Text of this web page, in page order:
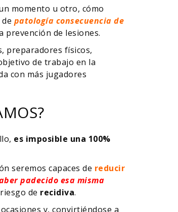
momento u otro, cómo
patología consecuencia de
prevención de lesiones.
preparadores físicos,
de trabajo en la
con más jugadores
es imposible una 100%
seremos capaces de reducir
padecido esa misma
de recidiva.
y, convirtiéndose a